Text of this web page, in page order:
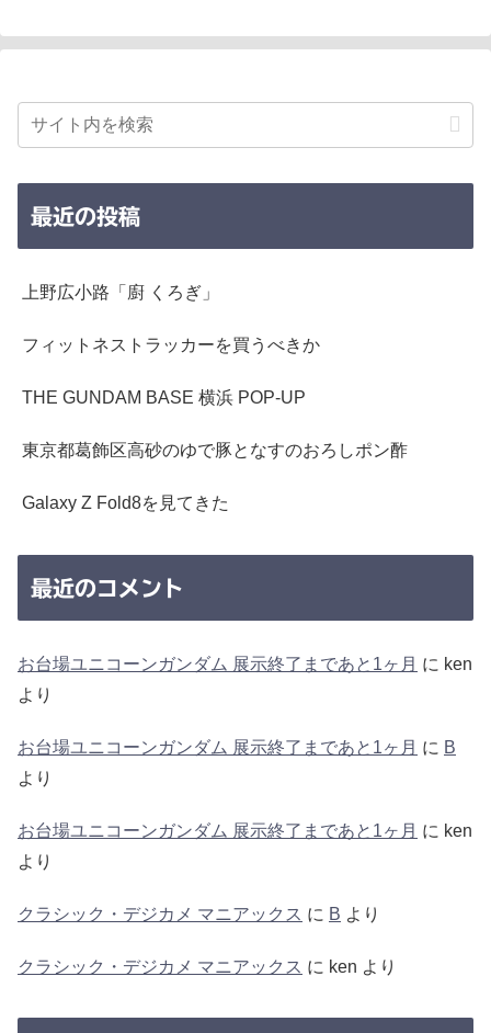
最近の投稿
上野広小路「廚 くろぎ」
フィットネストラッカーを買うべきか
THE GUNDAM BASE 横浜 POP-UP
東京都葛飾区高砂のゆで豚となすのおろしポン酢
Galaxy Z Fold8を見てきた
最近のコメント
お台場ユニコーンガンダム 展示終了まであと1ヶ月 に ken
より
お台場ユニコーンガンダム 展示終了まであと1ヶ月 に B
より
お台場ユニコーンガンダム 展示終了まであと1ヶ月 に ken
より
クラシック・デジカメ マニアックス に B より
クラシック・デジカメ マニアックス に ken より